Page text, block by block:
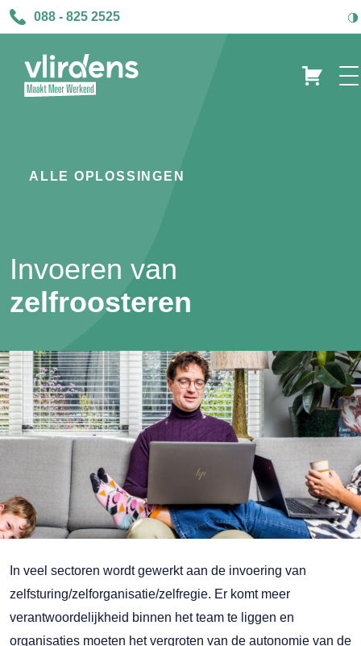
088 - 825 2525
ALLE OPLOSSINGEN
Invoeren van
zelfroosteren
In veel sectoren wordt gewerkt aan de invoering van
zelfsturing/zelforganisatie/zelfregie. Er komt meer
verantwoordelijkheid binnen het team te liggen en
organisaties moeten het vergroten van de autonomie van de